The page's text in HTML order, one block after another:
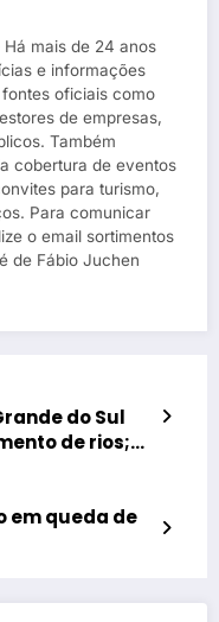
mais de 24 anos
e informações
oficiais como
de empresas,
Também
cobertura de eventos
para turismo,
Para comunicar
o email sortimentos
de Fábio Juchen
do Sul
de rios;
em queda de